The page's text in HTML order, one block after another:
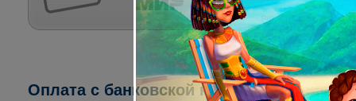
Оплата с банковской карты через